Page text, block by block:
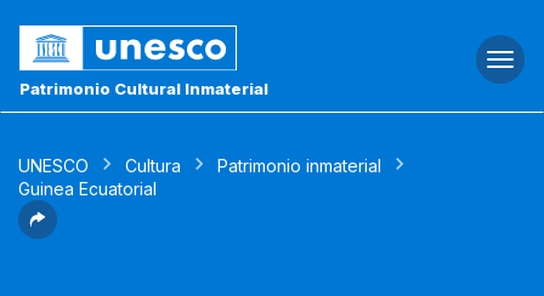
Patrimonio Cultural Inmaterial
UNESCO Cultura
Patrimonio inmaterial
Guinea Ecuatorial